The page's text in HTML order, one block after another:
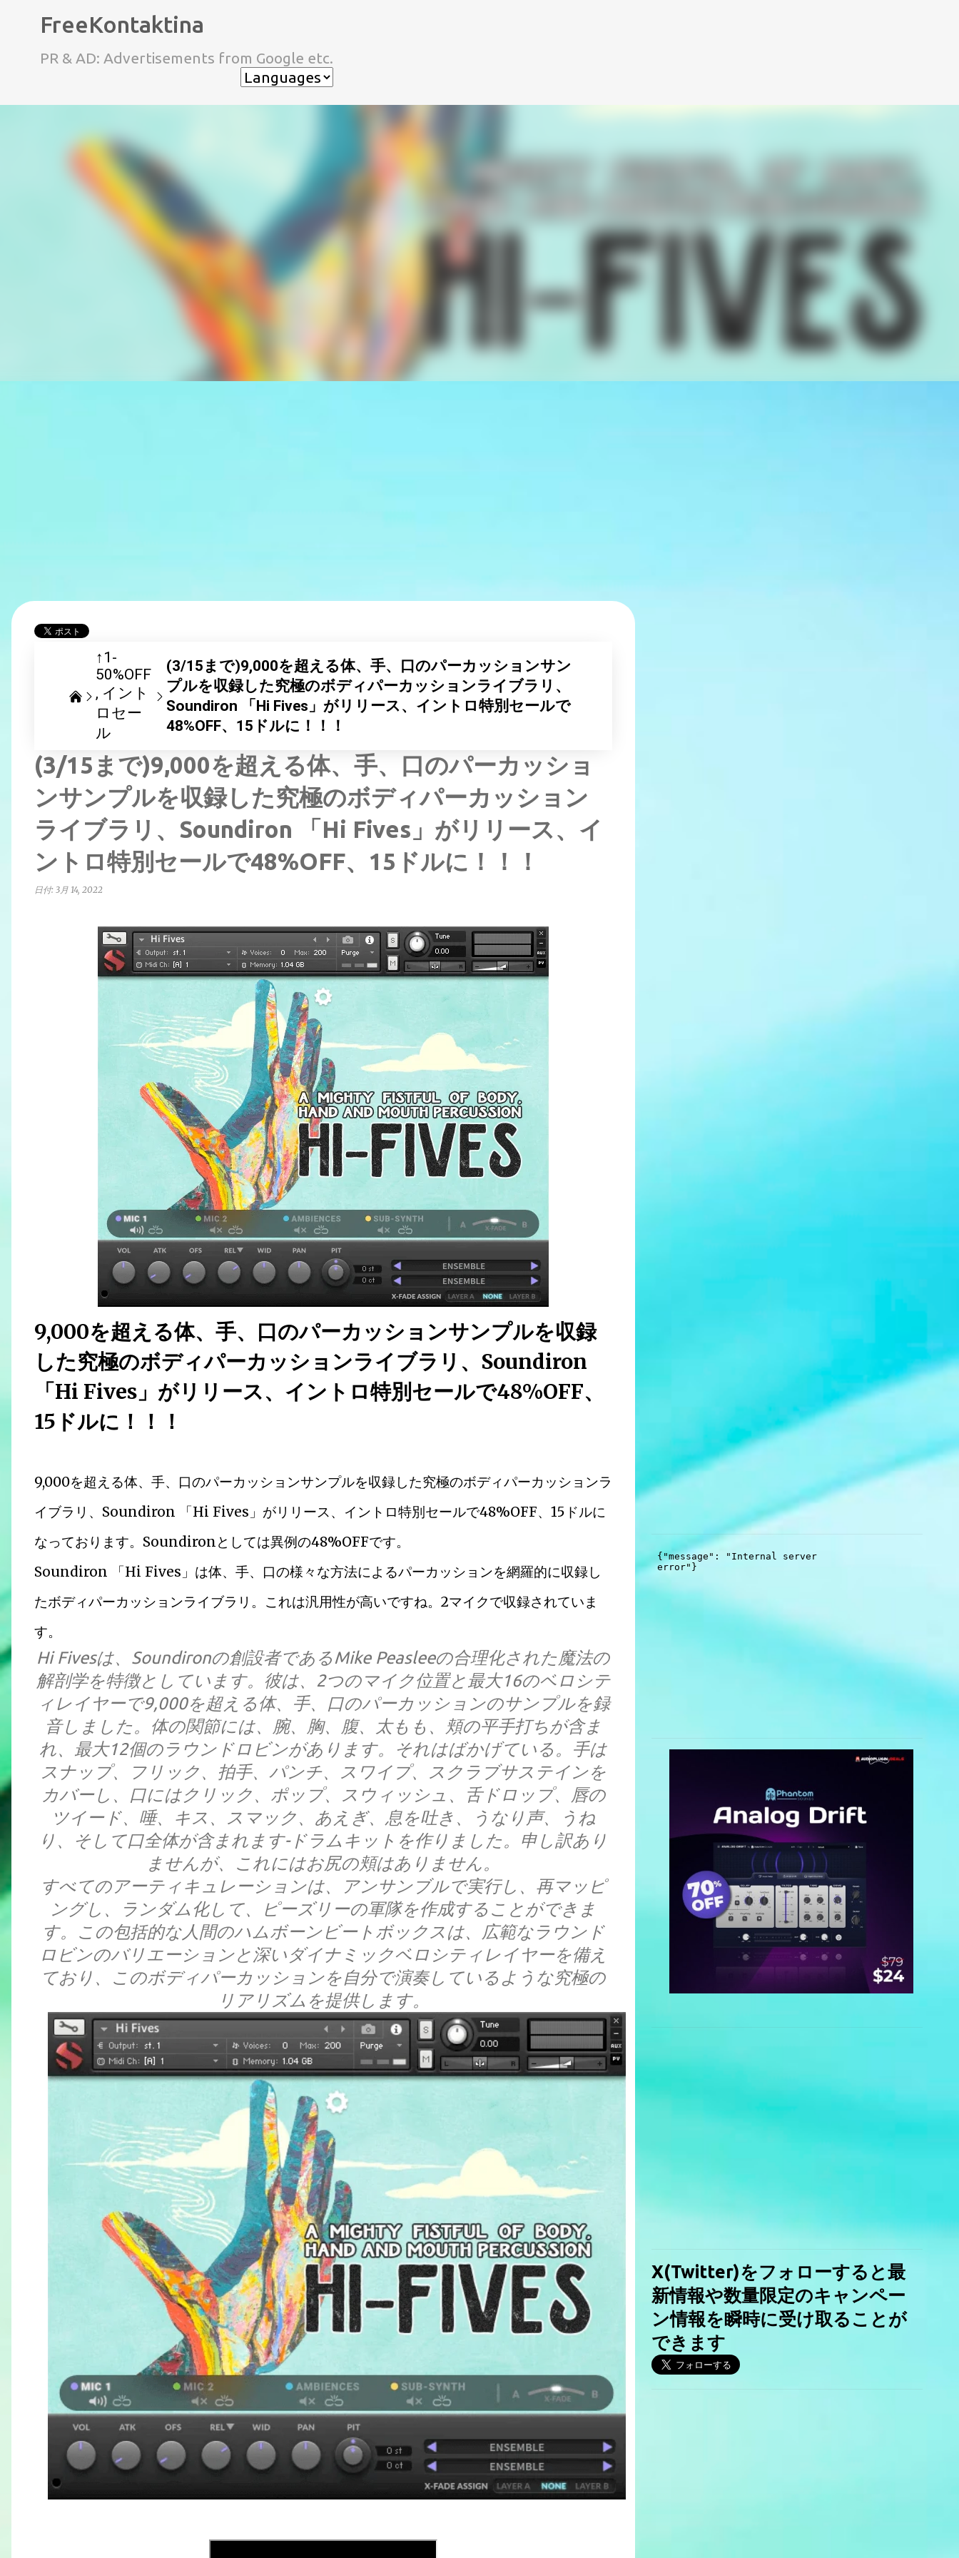
FreeKontaktina
PR & AD: Advertisements from Google etc.
↑1-
50%OFF
イント
ロセー
ル
(3/15まで)9,000を超える体、手、口のパーカッションサン
プルを収録した究極のボディパーカッションライブラリ、
Soundiron 「Hi Fives」がリリース、イントロ特別セールで
48%OFF、15ドルに！！！
(3/15まで)9,000を超える体、手、口のパーカッショ
ンサンプルを収録した究極のボディパーカッション
ライブラリ、Soundiron 「Hi Fives」がリリース、イ
ントロ特別セールで48%OFF、15ドルに！！！
日付: 3月 14, 2022
9,000を超える体、手、口のパーカッションサンプルを収録
した究極のボディパーカッションライブラリ、Soundiron
「Hi Fives」がリリース、イントロ特別セールで48%OFF、
15ドルに！！！
9,000を超える体、手、口のパーカッションサンプルを収録した究極のボディパーカッションラ
イブラリ、Soundiron 「Hi Fives」がリリース、イントロ特別セールで48%OFF、15ドルに
なっております。Soundironとしては異例の48%OFFです。
Soundiron 「Hi Fives」は体、手、口の様々な方法によるパーカッションを網羅的に収録し
たボディパーカッションライブラリ。これは汎用性が高いですね。2マイクで収録されていま
す。
Hi Fivesは、Soundironの創設者であるMike Peasleeの合理化された魔法の
解剖学を特徴としています。彼は、2つのマイク位置と最大16のベロシテ
ィレイヤーで9,000を超える体、手、口のパーカッションのサンプルを録
音しました。体の関節には、腕、胸、腹、太もも、頬の平手打ちが含ま
れ、最大12個のラウンドロビンがあります。それはばかげている。手は
スナップ、フリック、拍手、パンチ、スワイプ、スクラブサステインを
カバーし、口にはクリック、ポップ、スウィッシュ、舌ドロップ、唇の
ツイード、唾、キス、スマック、あえぎ、息を吐き、うなり声、うね
り、そして口全体が含まれます-ドラムキットを作りました。申し訳あり
ませんが、これにはお尻の頬はありません。
すべてのアーティキュレーションは、アンサンブルで実行し、再マッピ
ングし、ランダム化して、ピーズリーの軍隊を作成することができま
す。この包括的な人間のハムボーンビートボックスは、広範なラウンド
ロビンのバリエーションと深いダイナミックベロシティレイヤーを備え
ており、このボディパーカッションを自分で演奏しているような究極の
リアリズムを提供します。
X(Twitter)をフォローすると最
新情報や数量限定のキャンペー
ン情報を瞬時に受け取ることが
できます